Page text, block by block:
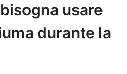
usare
durante la